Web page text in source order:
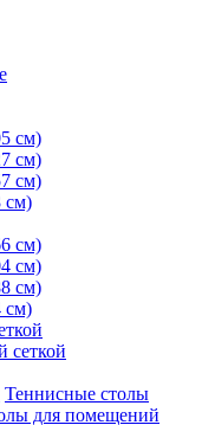
см)
см)
см)
см)
см)
см)
см)
см)
сеткой
Теннисные столы
для помещений